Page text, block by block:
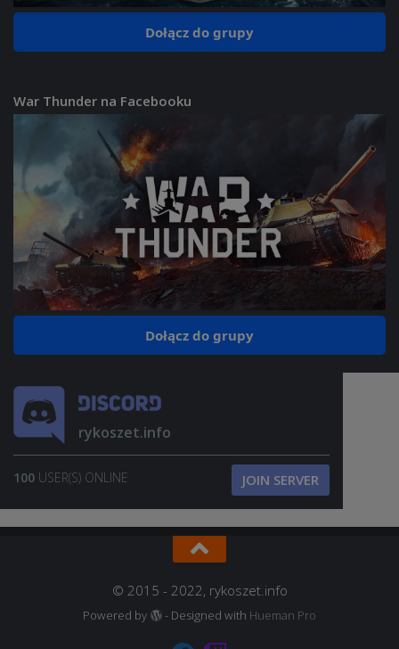
Dołącz do grupy
War Thunder na Facebooku
Dołącz do grupy
rykoszet.info
100 USER(S) ONLINE JOIN SERVER
© 2015 - 2022, rykoszet.info
Powered by - Designed with Hueman Pro